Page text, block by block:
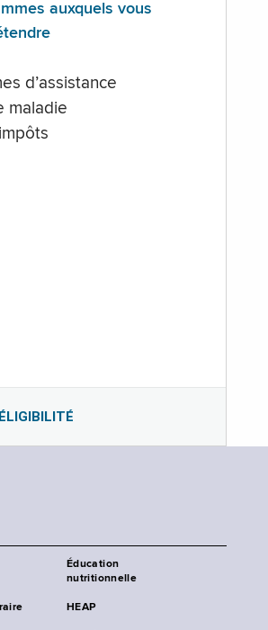
auxquels vous
d’assistance
maladie
Éducation
nutritionnelle
HEAP